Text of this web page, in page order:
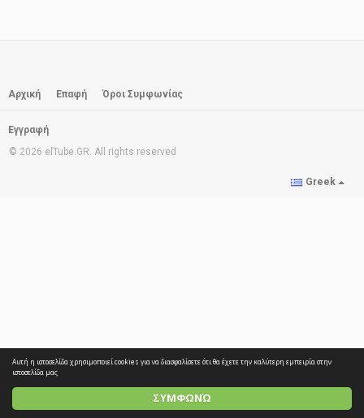
ΣΥΜΦΩΝΏ
Αυτή η ιστοσελίδα χρησιμοποιεί cookies για να διασφαλίσετε ότι θα έχετε την καλύτερη εμπειρία στην
ιστοσελίδα μας
Αρχική Επαφή Όροι Συμφωνίας
Εγγραφή
© 2026 elTube.GR. All rights reserved
Greek